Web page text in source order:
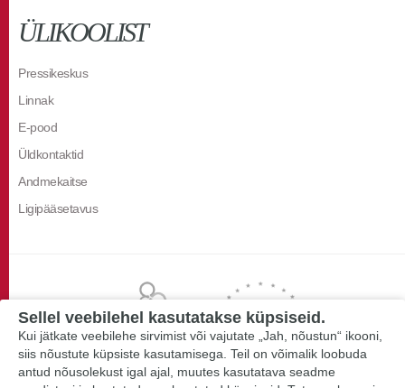
ÜLIKOOLIST
Pressikeskus
Linnak
E-pood
Üldkontaktid
Andmekaitse
Ligipääsetavus
Sellel veebilehel kasutatakse küpsiseid.
Kui jätkate veebilehe sirvimist või vajutate „Jah, nõustun“ ikooni,
siis nõustute küpsiste kasutamisega. Teil on võimalik loobuda
antud nõusolekust igal ajal, muutes kasutatava seadme